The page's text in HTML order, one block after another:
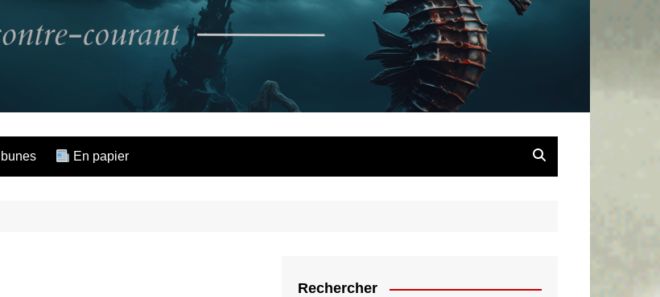
L'Hippocampe déchaîné
En papier
Rechercher